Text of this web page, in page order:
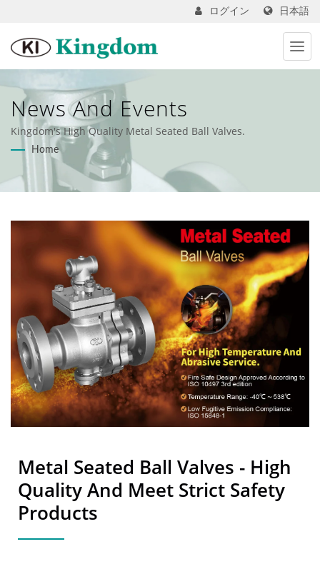
日本語
ログイン
News And Events
Kingdom's High Quality Metal Seated Ball Valves.
Home
Metal Seated Ball Valves - High
Quality And Meet Strict Safety
Products